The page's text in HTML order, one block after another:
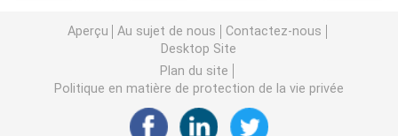
Varistance CMS
Aperçu Au sujet de nous
Contactez-nous
Desktop Site
Plan du site
Politique en matière de protection de la vie privée